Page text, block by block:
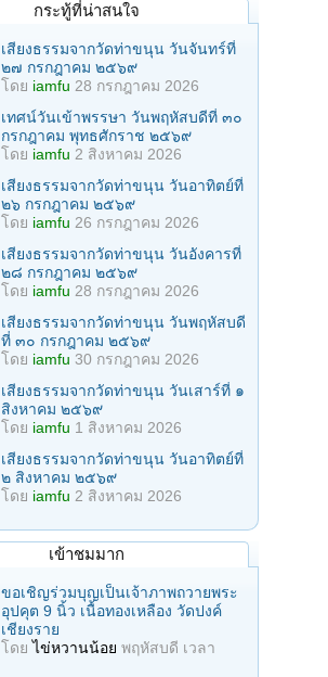
กระทู้ที่น่าสนใจ
เสียงธรรมจากวัดท่าขนุน วันจันทร์ที่
๒๗ กรกฎาคม ๒๕๖๙
โดย iamfu 28 กรกฎาคม 2026
เทศน์วันเข้าพรรษา วันพฤหัสบดีที่ ๓๐
กรกฎาคม พุทธศักราช ๒๕๖๙
โดย iamfu 2 สิงหาคม 2026
เสียงธรรมจากวัดท่าขนุน วันอาทิตย์ที่
๒๖ กรกฎาคม ๒๕๖๙
โดย iamfu 26 กรกฎาคม 2026
เสียงธรรมจากวัดท่าขนุน วันอังคารที่
๒๘ กรกฎาคม ๒๕๖๙
โดย iamfu 28 กรกฎาคม 2026
เสียงธรรมจากวัดท่าขนุน วันพฤหัสบดี
ที่ ๓๐ กรกฎาคม ๒๕๖๙
โดย iamfu 30 กรกฎาคม 2026
เสียงธรรมจากวัดท่าขนุน วันเสาร์ที่ ๑
สิงหาคม ๒๕๖๙
โดย iamfu 1 สิงหาคม 2026
เสียงธรรมจากวัดท่าขนุน วันอาทิตย์ที่
๒ สิงหาคม ๒๕๖๙
โดย iamfu 2 สิงหาคม 2026
เข้าชมมาก
ขอเชิญร่วมบุญเป็นเจ้าภาพถวายพระ
อุปคุต 9 นิ้ว เนื้อทองเหลือง วัดปงค์
เชียงราย
โดยไข่หวานน้อย พฤหัสบดี เวลา